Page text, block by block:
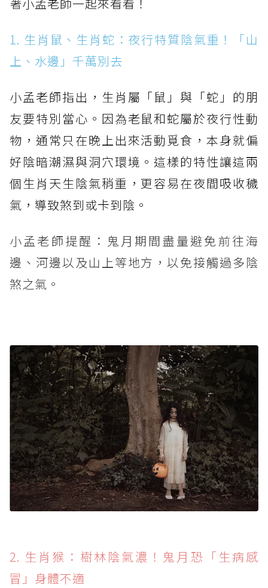
著小孟老師一起來看看！
1. 生肖鼠、生肖蛇：夜行特質陰氣重！「山
上、水邊」千萬別去
小孟老師指出，生肖屬「鼠」與「蛇」的朋
友要特別當心。因為老鼠和蛇屬於夜行性動
物，通常只在晚上出來活動覓食，本身就偏
好陰暗潮濕與洞穴環境。這樣的特性讓這兩
個生肖天生陰氣稍重，更容易在夜間吸收穢
氣，導致煞到或卡到陰。
小孟老師提醒：鬼月期間盡量避免前往海
邊、河邊以及山上等地方，以免接觸過多陰
煞之氣。
2. 生肖猴：樹林陰氣濃！鬼月恐「生病感
冒」身體不適